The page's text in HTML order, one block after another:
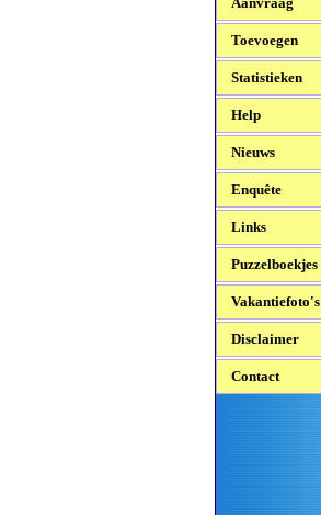
Toevoegen
Statistieken
Help
Nieuws
Enquête
Links
Puzzelboekjes
Vakantiefoto's
Disclaimer
Contact